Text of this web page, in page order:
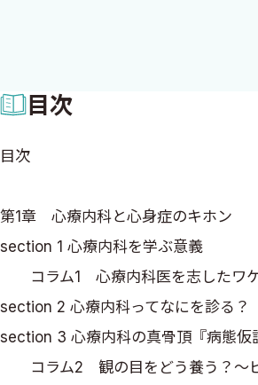
解説している。著者の、心療内科は
ると要約されうるメッセージは、そ
本書は、心療内科の診療の核心を、
た著者の知見が凝縮されています。
本書の最も重要な概念は、「病態仮
の基本である生物心理社会モデル（
として提示され、その背景にあるス
しました．心療内科は「心理療法」
なヒントを提示しています．心療内
成や表現の一部には，生成AIも活用
口」となり，さらなる探究への橋渡し
この一冊が，皆様の臨床に少しでも
2025年6月
大武陽一
目次
目次
第1章 心療内科と心身症のキホン
section 1 心療内科を学ぶ意義
コラム1 心療内科医を志したワ
section 2 心療内科ってなにを診る？
section 3 心療内科の真骨頂『病態仮
コラム2 観の目をどう養う？〜ビ